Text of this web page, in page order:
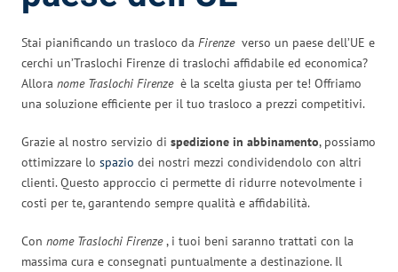
Stai pianificando un trasloco da Firenze verso un paese dell’UE e
cerchi un’Traslochi Firenze di traslochi affidabile ed economica?
Allora nome Traslochi Firenze è la scelta giusta per te! Offriamo
una soluzione efficiente per il tuo trasloco a prezzi competitivi.
Grazie al nostro servizio di spedizione in abbinamento, possiamo
ottimizzare lo spazio dei nostri mezzi condividendolo con altri
clienti. Questo approccio ci permette di ridurre notevolmente i
costi per te, garantendo sempre qualità e affidabilità.
Con nome Traslochi Firenze, i tuoi beni saranno trattati con la
massima cura e consegnati puntualmente a destinazione. Il